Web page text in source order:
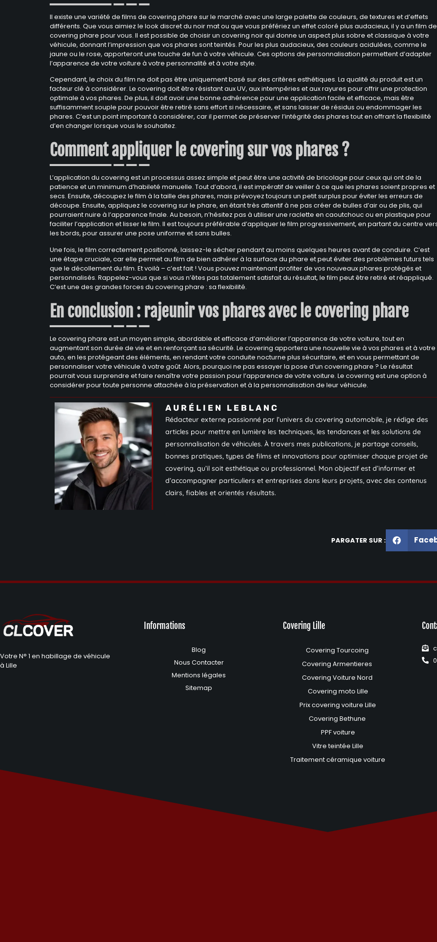
Il existe une variété de films de covering phare sur le marché avec une large palette de couleurs, de textures et d’effets
différents. Que vous aimiez le look discret du noir mat ou que vous préfériez un effet coloré plus audacieux, il y a un film de
covering phare pour vous. Il est possible de choisir un covering noir qui donne un aspect plus sobre et classique à votre
véhicule, donnant l’impression que vos phares sont teintés. Pour les plus audacieux, des couleurs acidulées, comme le
jaune ou le rose, apporteront une touche de fun à votre véhicule. Ces options de personnalisation permettent d’adapter
l’apparence de votre voiture à votre personnalité et à votre style.
Cependant, le choix du film ne doit pas être uniquement basé sur des critères esthétiques. La qualité du produit est un
facteur clé à considérer. Le covering doit être résistant aux UV, aux intempéries et aux rayures pour offrir une protection
optimale à vos phares. De plus, il doit avoir une bonne adhérence pour une application facile et efficace, mais être
suffisamment souple pour pouvoir être retiré sans effort si nécessaire, et sans laisser de résidus ou endommager les
phares. C’est un point important à considérer, car il permet de préserver l’intégrité des phares tout en offrant la flexibilité
d’en changer lorsque vous le souhaitez.
Comment appliquer le covering sur vos phares ?
L’application du covering est un processus assez simple et peut être une activité de bricolage pour ceux qui ont de la
patience et un minimum d’habileté manuelle. Tout d’abord, il est impératif de veiller à ce que les phares soient propres et
secs. Ensuite, découpez le film à la taille des phares, mais prévoyez toujours un petit surplus pour éviter les erreurs de
découpe. Ensuite, appliquez le covering sur le phare, en étant très attentif à ne pas créer de bulles d’air ou de plis, qui
pourraient nuire à l’apparence finale. Au besoin, n’hésitez pas à utiliser une raclette en caoutchouc ou en plastique pour
faciliter l’application et lisser le film. Il est toujours préférable d’appliquer le film progressivement, en partant du centre
les bords, pour assurer une pose uniforme et sans bulles.
Une fois, le film correctement positionné, laissez-le sécher pendant au moins quelques heures avant de conduire. C’est
une étape cruciale, car elle permet au film de bien adhérer à la surface du phare et peut éviter des problèmes futurs tels
que le décollement du film. Et voilà – c’est fait ! Vous pouvez maintenant profiter de vos nouveaux phares protégés et
personnalisés. Rappelez-vous que si vous n’êtes pas totalement satisfait du résultat, le film peut être retiré et réappliqué.
C’est une des grandes forces du covering phare : sa flexibilité.
En conclusion : rajeunir vos phares avec le covering phare
Le covering phare est un moyen simple, abordable et efficace d’améliorer l’apparence de votre voiture, tout en
augmentant son durée de vie et en renforçant sa sécurité. Le covering apportera une nouvelle vie à vos phares et à votre
auto, en les protégeant des éléments, en rendant votre conduite nocturne plus sécuritaire, et en vous permettant de
personnaliser votre véhicule à votre goût. Alors, pourquoi ne pas essayer la pose d’un covering phare ? Le résultat
pourrait vous surprendre et faire renaître votre passion pour l’apparence de votre voiture. Le covering est une option à
considérer pour toute personne attachée à la préservation et à la personnalisation de leur véhicule.
AURÉLIEN LEBLANC
Rédacteur externe passionné par l’univers du covering automobile, je rédige des
articles pour mettre en lumière les techniques, les tendances et les solutions de
personnalisation de véhicules. À travers mes publications, je partage conseils,
bonnes pratiques, types de films et innovations pour optimiser chaque projet de
covering, qu’il soit esthétique ou professionnel. Mon objectif est d’informer et
d’accompagner particuliers et entreprises dans leurs projets, avec des contenus
clairs, fiables et orientés résultats.
PARGATER SUR :
Votre N° 1 en habillage de véhicule
à Lille
Informations
Blog
Nous Contacter
Mentions légales
Sitemap
Covering Lille
Covering Tourcoing
Covering Armentieres
Covering Voiture Nord
Covering moto Lille
Prix covering voiture Lille
Covering Bethune
PPF voiture
Vitre teintée Lille
Traitement céramique voiture